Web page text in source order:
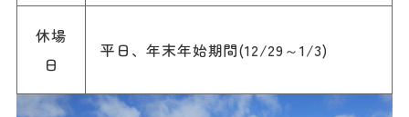
休場
日
平日、年末年始期間(12/29～1/3)